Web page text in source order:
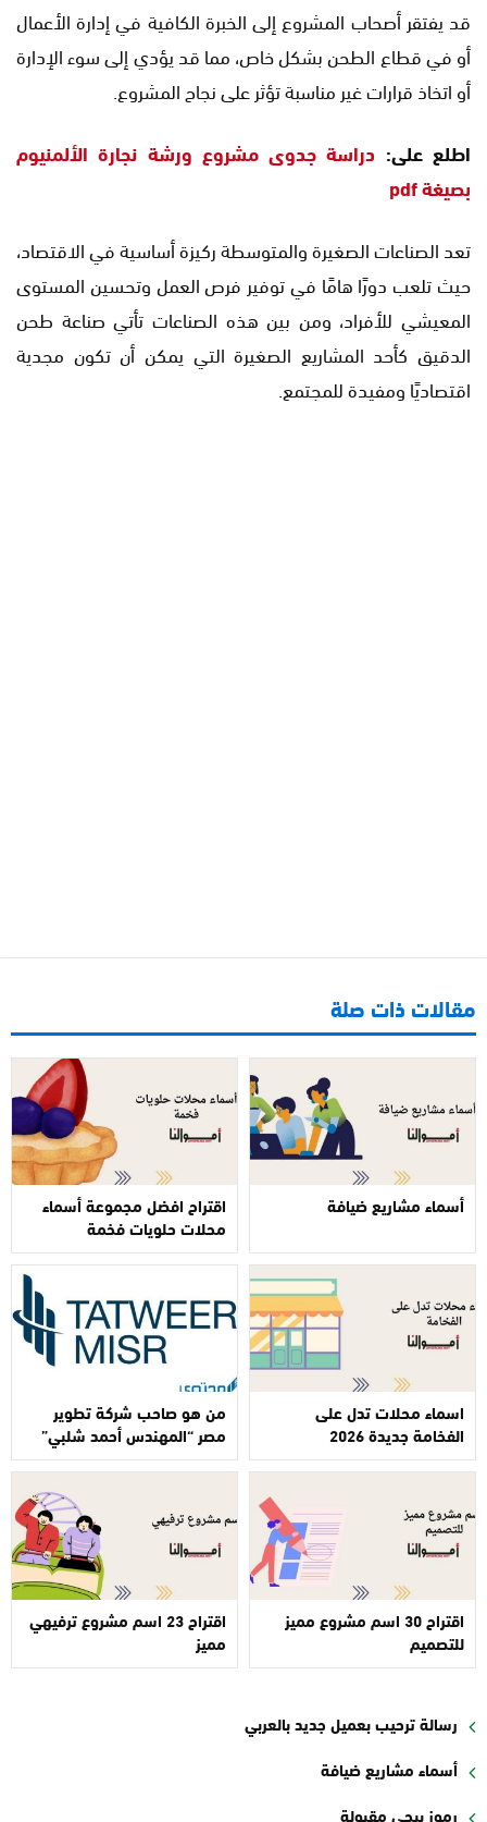
قد يفتقر أصحاب المشروع إلى الخبرة الكافية في إدارة الأعمال
أو في قطاع الطحن بشكل خاص، مما قد يؤدي إلى سوء الإدارة
أو اتخاذ قرارات غير مناسبة تؤثر على نجاح المشروع.
اطلع على: دراسة جدوى مشروع ورشة نجارة الألمنيوم
بصيغة pdf
تعد الصناعات الصغيرة والمتوسطة ركيزة أساسية في الاقتصاد،
حيث تلعب دورًا هامًا في توفير فرص العمل وتحسين المستوى
المعيشي للأفراد، ومن بين هذه الصناعات تأتي صناعة طحن
الدقيق كأحد المشاريع الصغيرة التي يمكن أن تكون مجدية
اقتصاديًا ومفيدة للمجتمع.
مقالات ذات صلة
أسماء مشاريع ضيافة اقتراح افضل مجموعة أسماء
محلات حلويات فخمة
اسماء محلات تدل على
الفخامة جديدة 2026
من هو صاحب شركة تطوير
مصر “المهندس أحمد شلبي”
اقتراح 30 اسم مشروع مميز
للتصميم
اقتراح 23 اسم مشروع ترفيهي
مميز
رسالة ترحيب بعميل جديد بالعربي
أسماء مشاريع ضيافة
رموز ببجي مقبولة